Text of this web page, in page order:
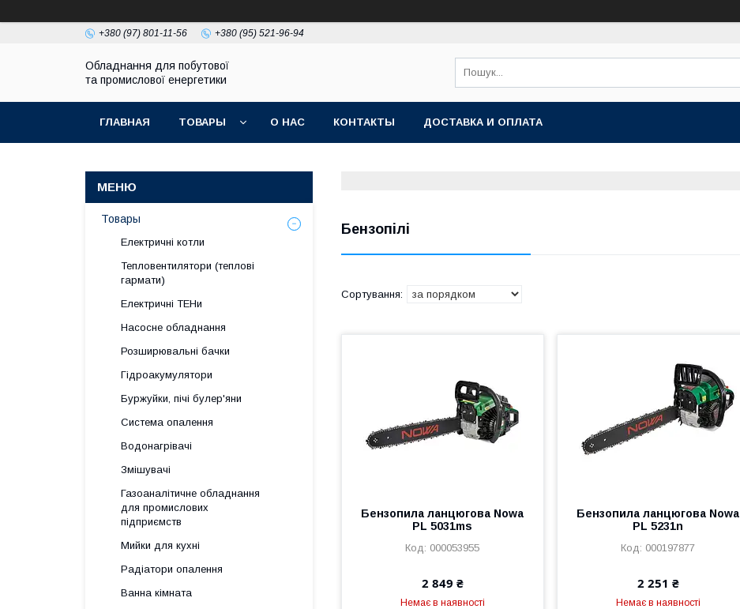
+380 (97) 801-11-56 +380 (95) 521-96-94
Обладнання для побутової
та промислової енергетики
ГЛАВНАЯ ТОВАРЫ О НАС КОНТАКТЫ ДОСТАВКА И ОПЛАТА
Бензопілі
Бензопила ланцюгова Nowa
PL 5031ms
000053955
2 849 ₴
Немає в наявності
Бензопила ланцюгова Nowa
PL 5231n
000197877
2 251 ₴
Немає в наявності
Товары
Електричні котли
Тепловентилятори (теплові
гармати)
Електричні ТЕНи
Насосне обладнання
Розширювальні бачки
Гідроакумулятори
Буржуйки, пічі булер'яни
Система опалення
Водонагрівачі
Змішувачі
Газоаналітичне обладнання
для промислових
підприємств
Мийки для кухні
Радіатори опалення
Ванна кімната